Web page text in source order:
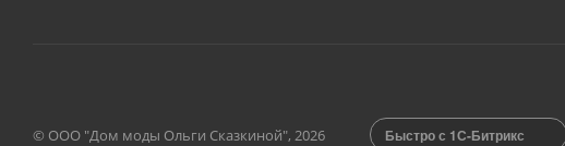
© ООО "Дом моды Ольги Сказкиной", 2026 Быстро с 1С-Битрикс